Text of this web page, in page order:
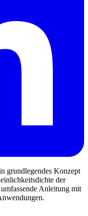
grundlegendes Konzept
der
Anleitung mit